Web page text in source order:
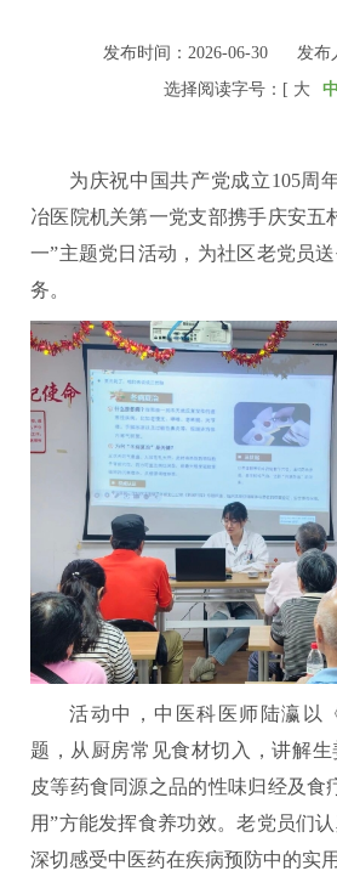
发布时间：2026-06-30
发布
选择阅读字号：[ 大 中
为庆祝中国共产党成立105周
冶医院机关第一党支部携手庆安五
一”主题党日活动，为社区老党员
务。
活动中，中医科医师陆瀛以
题，从厨房常见食材切入，讲解
皮等药食同源之品的性味归经及食
用”方能发挥食养功效。老党员们
深切感受中医药在疾病预防中的实用